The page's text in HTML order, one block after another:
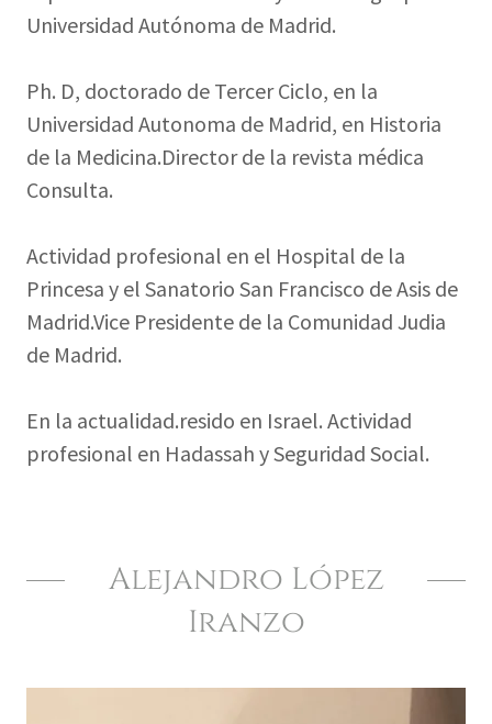
Universidad Autónoma de Madrid.
Ph. D, doctorado de Tercer Ciclo, en la
Universidad Autonoma de Madrid, en Historia
de la Medicina.Director de la revista médica
Consulta.
Actividad profesional en el Hospital de la
Princesa y el Sanatorio San Francisco de Asis de
Madrid.Vice Presidente de la Comunidad Judia
de Madrid.
En la actualidad.resido en Israel. Actividad
profesional en Hadassah y Seguridad Social.
Alejandro López
Iranzo